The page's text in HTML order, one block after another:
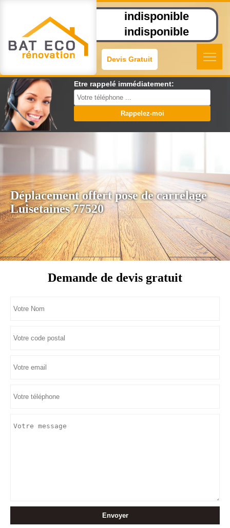
indisponible
indisponible
Devis Gratuit
Etre rappelé immédiatement:
Déplacement offert pose de carrelage
Luisetaines 77520
Demande de devis gratuit